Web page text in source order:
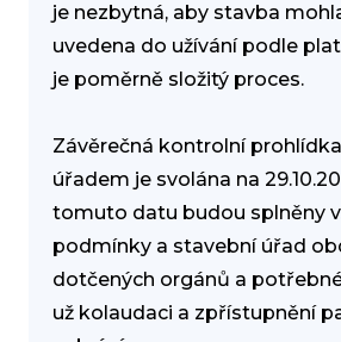
je nezbytná, aby stavba
uvedena do užívání podle
je poměrně složitý proces.
Závěrečná kontrolní
úřadem je svolána na
tomuto datu budou splněny
podmínky a stavební úřad
dotčených orgánů a
už kolaudaci a zpřístupnění